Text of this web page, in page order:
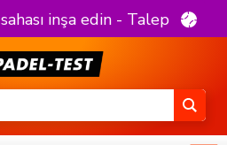
inşa edin - Talep